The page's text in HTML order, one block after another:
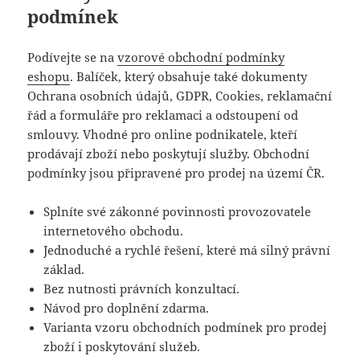
podmínek
Podívejte se navzorové obchodní podmínky
eshopu. Balíček, který obsahuje také dokumenty
Ochrana osobních údajů, GDPR, Cookies, reklamační
řád a formuláře pro reklamaci a odstoupení od
smlouvy. Vhodné pro online podnikatele, kteří
prodávají zboží nebo poskytují služby. Obchodní
podmínky jsou připravené pro prodej na území ČR.
Splníte své zákonné povinnosti provozovatele
internetového obchodu.
Jednoduché a rychlé řešení, které má silný právní
základ.
Bez nutnosti právních konzultací.
Návod pro doplnění zdarma.
Varianta vzoru obchodních podmínek pro prodej
zboží i poskytování služeb.